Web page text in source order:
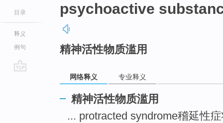
目录
释义
例句
psychoactive
精神活性物质滥用
网络释义 专业释义
精神活性物质滥用
... protracted syndrome稽延性